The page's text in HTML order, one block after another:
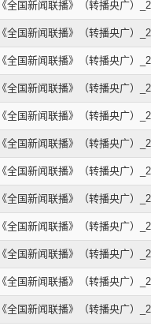
《全国新闻联播》（转播央广）
《全国新闻联播》（转播央广）
《全国新闻联播》（转播央广）
《全国新闻联播》（转播央广）
《全国新闻联播》（转播央广）
《全国新闻联播》（转播央广）
《全国新闻联播》（转播央广）
《全国新闻联播》（转播央广）
《全国新闻联播》（转播央广）
《全国新闻联播》（转播央广）
《全国新闻联播》（转播央广）
《全国新闻联播》（转播央广）